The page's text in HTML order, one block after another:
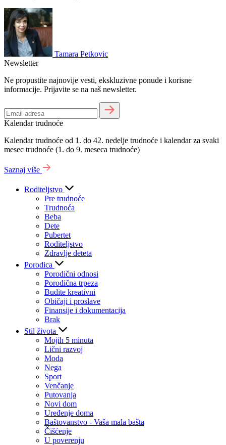
Tamara Petkovic
Newsletter
Ne propustite najnovije vesti, ekskluzivne ponude i korisne
informacije. Prijavite se na naš newsletter.
Kalendar trudnoće
Kalendar trudnoće od 1. do 42. nedelje trudnoće i kalendar za svaki
mesec trudnoće (1. do 9. meseca trudnoće)
Saznaj više
Roditeljstvo
Pre trudnoće
Trudnoća
Beba
Dete
Pubertet
Roditeljstvo
Zdravlje deteta
Porodica
Porodični odnosi
Porodična trpeza
Budite kreativni
Običaji i proslave
Finansije i dokumentacija
Brak
Stil života
Mojih 5 minuta
Lični razvoj
Moda
Nega
Sport
Venčanje
Putovanja
Novi dom
Uređenje doma
Baštovanstvo - Vaša mala bašta
Čišćenje
U poverenju